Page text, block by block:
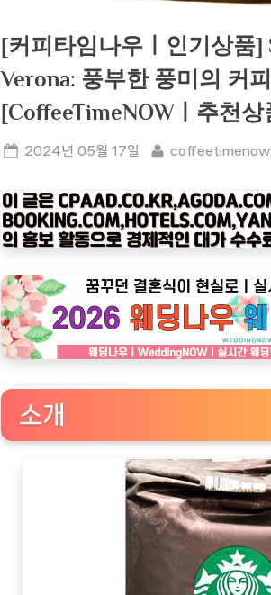
[커피타임나우ㅣ인기상품]
Verona: 풍부한 풍미의 커
[CoffeeTimeNOWㅣ추천상
Posted
2024년 05월 17일 By
소개